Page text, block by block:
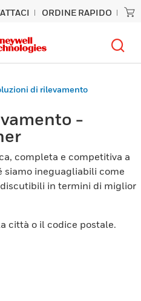
ORDINE RAPIDO
di rilevamento
-
completa e competitiva a
siamo ineguagliabili come
in termini di miglior
città o il codice postale.